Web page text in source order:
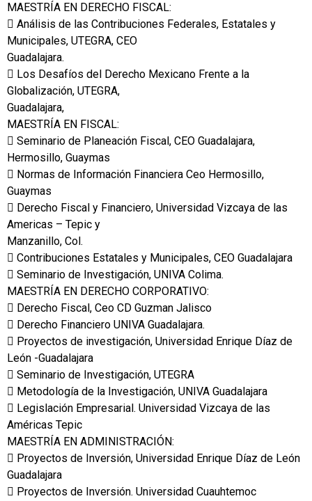
MAESTRÍA EN DERECHO FISCAL:
 Análisis de las Contribuciones Federales, Estatales y
Municipales, UTEGRA, CEO
Guadalajara.
 Los Desafíos del Derecho Mexicano Frente a la
Globalización, UTEGRA,
Guadalajara,
MAESTRÍA EN FISCAL:
 Seminario de Planeación Fiscal, CEO Guadalajara,
Hermosillo, Guaymas
 Normas de Información Financiera Ceo Hermosillo,
Guaymas
 Derecho Fiscal y Financiero, Universidad Vizcaya de las
Americas – Tepic y
Manzanillo, Col.
 Contribuciones Estatales y Municipales, CEO Guadalajara
 Seminario de Investigación, UNIVA Colima.
MAESTRÍA EN DERECHO CORPORATIVO:
 Derecho Fiscal, Ceo CD Guzman Jalisco
 Derecho Financiero UNIVA Guadalajara.
 Proyectos de investigación, Universidad Enrique Díaz de
León -Guadalajara
 Seminario de Investigación, UTEGRA
 Metodología de la Investigación, UNIVA Guadalajara
 Legislación Empresarial. Universidad Vizcaya de las
Américas Tepic
MAESTRÍA EN ADMINISTRACIÓN:
 Proyectos de Inversión, Universidad Enrique Díaz de León
Guadalajara
 Proyectos de Inversión. Universidad Cuauhtemoc